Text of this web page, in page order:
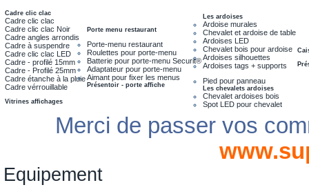
Cadre clic clac
Cadre clic clac
Cadre clic clac Noir
Cadre angles arrondis
Cadre à suspendre
Cadre clic clac LED
Cadre - profilé 15mm
Cadre - Profilé 25mm
Cadre étanche à la pluie
Cadre vérrouillable
Vitrines affichages
Porte menu restaurant
Porte-menu restaurant
Roulettes pour porte-menu
Batterie pour porte-menu Securit®
Adaptateur pour porte-menu
Aimant pour fixer les menus
Présentoir - porte affiche
Les ardoises
Ardoise murales
Chevalet et ardoise de table
Ardoises LED
Chevalet bois pour ardoise
Ardoises silhouettes
Ardoises tags + supports
Pied pour panneau
Les chevalets ardoises
Chevalet ardoises bois
Spot LED pour chevalet
Merci de passer vos
Equipement